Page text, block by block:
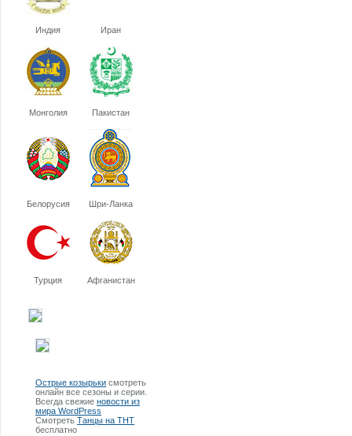
Индия Иран
Монголия Пакистан
Белорусия Шри-Ланка
Турция Афганистан
Острые козырьки смотреть
онлайн все сезоны и серии.
Всегда свежие новости из
мира WordPress
Смотреть Танцы на ТНТ
бесплатно